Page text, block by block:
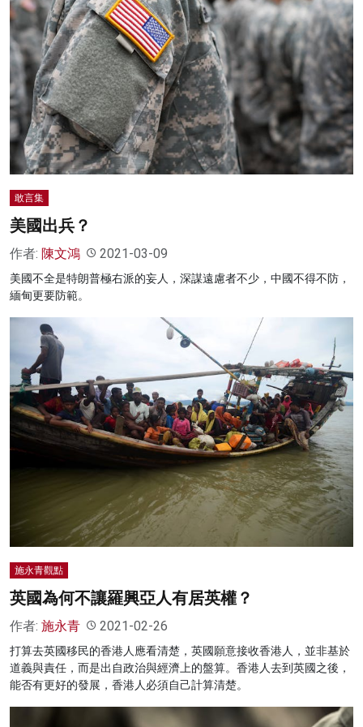
敢言集
美國出兵？
作者: 陳文鴻 2021-03-09
美國不全是特朗普極右派的妄人，深謀遠慮者不少，中國不得不防，
緬甸更要防範。
施永青觀點
英國為何不讓羅興亞人有居英權？
作者: 施永青 2021-02-26
打算去英國移民的香港人應看清楚，英國願意接收香港人，並非基於
道義與責任，而是出自政治與經濟上的盤算。香港人去到英國之後，
能否有更好的發展，香港人必須自己計算清楚。